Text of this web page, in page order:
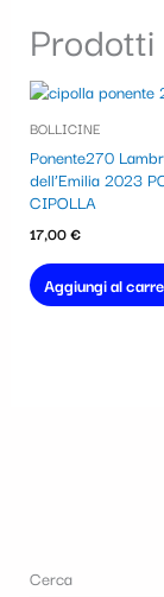
BOLLICINE
Ponente270
dell’Emilia 2023
CIPOLLA
17,00€
Aggiungi al
Cerca